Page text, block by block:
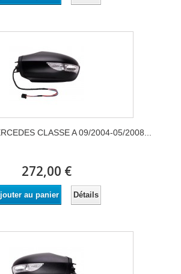
CLASSE A 09/2004-05/2008...
272,00 €
au panier Détails